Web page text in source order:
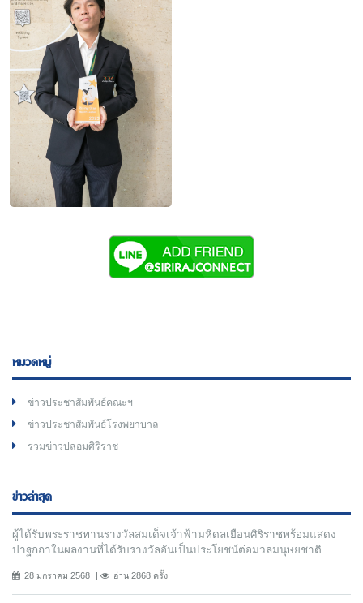
หมวดหมู่
ข่าวประชาสัมพันธ์คณะฯ
ข่าวประชาสัมพันธ์โรงพยาบาล
รวมข่าวปลอมศิริราช
ข่าวล่าสุด
ผู้ได้รับพระราชทานรางวัลสมเด็จเจ้าฟ้ามหิดลเยือนศิริราชพร้อมแสดง
ปาฐกถาในผลงานที่ได้รับรางวัลอันเป็นประโยชน์ต่อมวลมนุษยชาติ
28 มกราคม 2568 อ่าน 2868 ครั้ง